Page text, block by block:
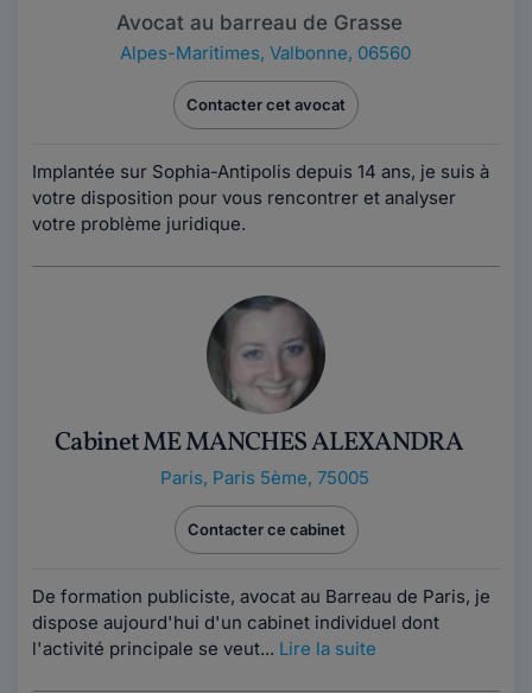
Avocat au barreau de Grasse
Alpes-Maritimes, Valbonne, 06560
Contacter cet avocat
Implantée sur Sophia-Antipolis depuis 14 ans, je suis à
votre disposition pour vous rencontrer et analyser
votre problème juridique.
Cabinet ME MANCHES ALEXANDRA
Paris, Paris 5ème, 75005
Contacter ce cabinet
De formation publiciste, avocat au Barreau de Paris, je
dispose aujourd'hui d'un cabinet individuel dont
l'activité principale se veut... Lire la suite